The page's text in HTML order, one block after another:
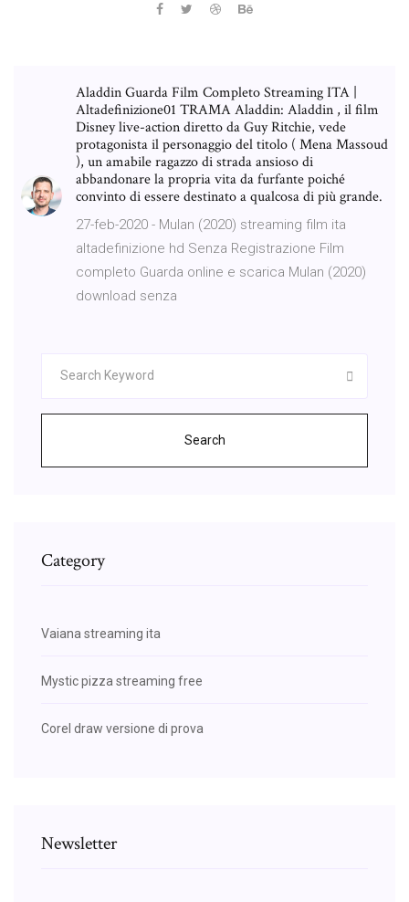
Aladdin Guarda Film Completo Streaming ITA |
Altadefinizione01 TRAMA Aladdin: Aladdin , il film
Disney live-action diretto da Guy Ritchie, vede
protagonista il personaggio del titolo ( Mena Massoud
), un amabile ragazzo di strada ansioso di
abbandonare la propria vita da furfante poiché
convinto di essere destinato a qualcosa di più grande.
27-feb-2020 - Mulan (2020) streaming film ita
altadefinizione hd Senza Registrazione Film
completo Guarda online e scarica Mulan (2020)
download senza
Search
Category
Vaiana streaming ita
Mystic pizza streaming free
Corel draw versione di prova
Newsletter